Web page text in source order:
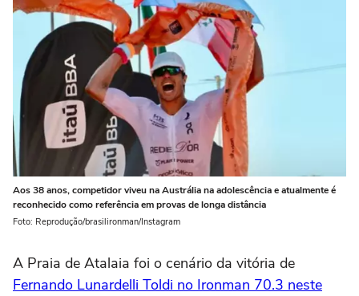
Aos 38 anos, competidor viveu na Austrália na adolescência e atualmente é
reconhecido como referência em provas de longa distância
Foto: Reprodução/brasilironman/Instagram
A Praia de Atalaia foi o cenário da vitória de
Fernando Lunardelli Toldi no Ironman 70.3 neste